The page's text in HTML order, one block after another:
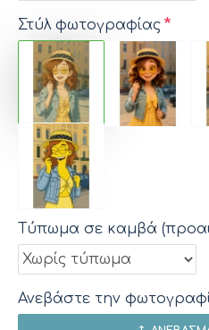
Στύλ φωτογραφίας
Τύπωμα σε καμβά
Ανεβάστε την